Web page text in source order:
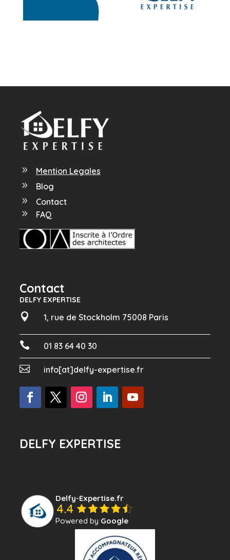
9
Mention Legales
9
Blog
9
Contact
9
FAQ
Contact
DELFY EXPERTISE
 1, rue de Stockholm 75008 Paris
 01 83 64 40 30
 info[at]delfy-expertise.fr
DELFY EXPERTISE
Delfy-Expertise.fr
Powered by Google